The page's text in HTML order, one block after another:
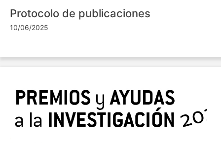
Protocolo de publicaciones
10/06/2025